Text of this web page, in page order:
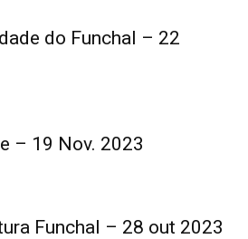
do Funchal – 22
– 19 Nov. 2023
Funchal – 28 out 2023